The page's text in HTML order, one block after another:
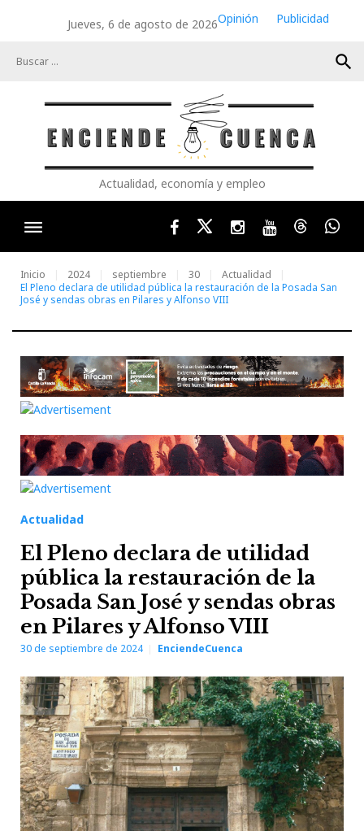
Jueves, 6 de agosto de 2026Opinión
Publicidad
search
Actualidad, economía y empleo
FacebookTwitterInstagram
YoutubeThreads
Inicio 2024 septiembre 30
Actualidad
El Pleno declara de utilidad pública la restauración de la Posada San
José y sendas obras en Pilares y Alfonso VIII
Actualidad
El Pleno declara de utilidad
pública la restauración de la
Posada San José y sendas obras
en Pilares y Alfonso VIII
30 de septiembre de 2024 EnciendeCuenca